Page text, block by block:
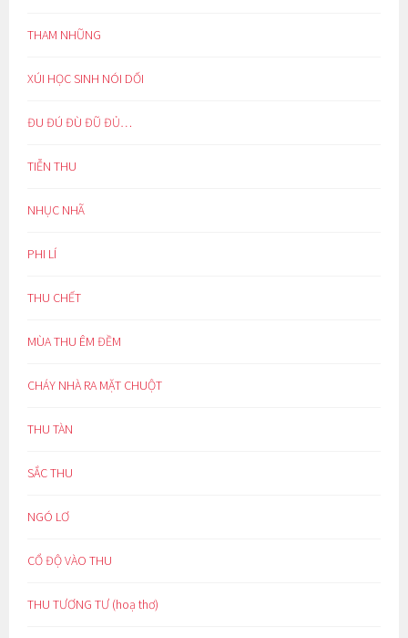
THAM NHŨNG
XÚI HỌC SINH NÓI DỐI
ĐU ĐÚ ĐÙ ĐŨ ĐỦ…
TIỄN THU
NHỤC NHÃ
PHI LÍ
THU CHẾT
MÙA THU ÊM ĐỀM
CHÁY NHÀ RA MẶT CHUỘT
THU TÀN
SẮC THU
NGÓ LƠ
CỔ ĐỘ VÀO THU
THU TƯƠNG TƯ (hoạ thơ)